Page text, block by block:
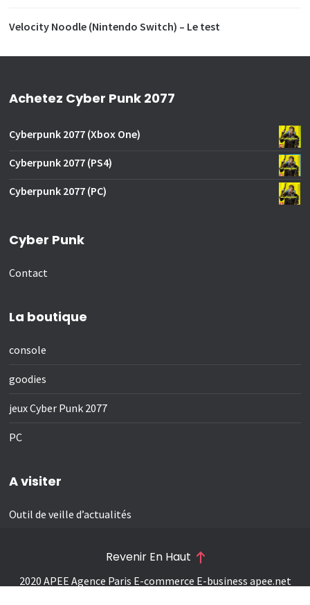
Velocity Noodle (Nintendo Switch) – Le test
Achetez Cyber Punk 2077
Cyberpunk 2077 (Xbox One)
Cyberpunk 2077 (PS4)
Cyberpunk 2077 (PC)
Cyber Punk
Contact
La boutique
console
goodies
jeux Cyber Punk 2077
PC
A visiter
Outil de veille d’actualités
2020 APEE Agence Paris E-commerce E-business apee.net
Revenir En Haut